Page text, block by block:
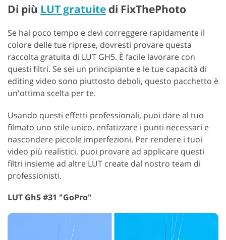
Di più LUT gratuite di FixThePhoto
Se hai poco tempo e devi correggere rapidamente il
colore delle tue riprese, dovresti provare questa
raccolta gratuita di LUT GH5. È facile lavorare con
questi filtri. Se sei un principiante e le tue capacità di
editing video sono piuttosto deboli, questo pacchetto è
un'ottima scelta per te.
Usando questi effetti professionali, puoi dare al tuo
filmato uno stile unico, enfatizzare i punti necessari e
nascondere piccole imperfezioni. Per rendere i tuoi
video più realistici, puoi provare ad applicare questi
filtri insieme ad altre LUT create dal nostro team di
professionisti.
LUT Gh5 #31 "GoPro"